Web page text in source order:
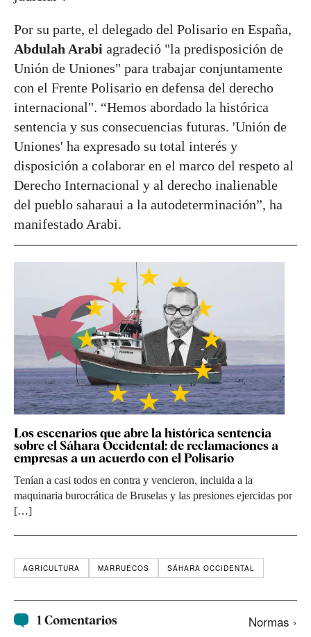
Por su parte, el delegado del Polisario en España,
Abdulah Arabi agradeció "la predisposición de
Unión de Uniones" para trabajar conjuntamente
con el Frente Polisario en defensa del derecho
internacional". “Hemos abordado la histórica
sentencia y sus consecuencias futuras. 'Unión de
Uniones' ha expresado su total interés y
disposición a colaborar en el marco del respeto al
Derecho Internacional y al derecho inalienable
del pueblo saharaui a la autodeterminación”, ha
manifestado Arabi.
Los escenarios que abre la histórica sentencia
sobre el Sáhara Occidental: de reclamaciones a
empresas a un acuerdo con el Polisario
Tenían a casi todos en contra y vencieron, incluida a la
maquinaria burocrática de Bruselas y las presiones ejercidas por
[…]
AGRICULTURA MARRUECOS SÁHARA OCCIDENTAL
1 Comentarios Normas ›